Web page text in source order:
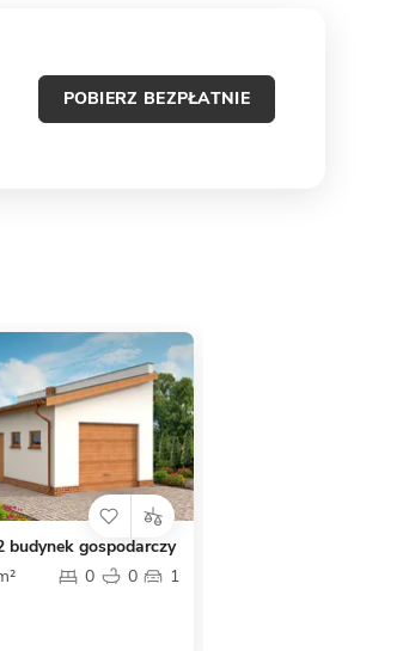
POBIERZ BEZPŁATNIE
budynek gospodarczy
0 0 1